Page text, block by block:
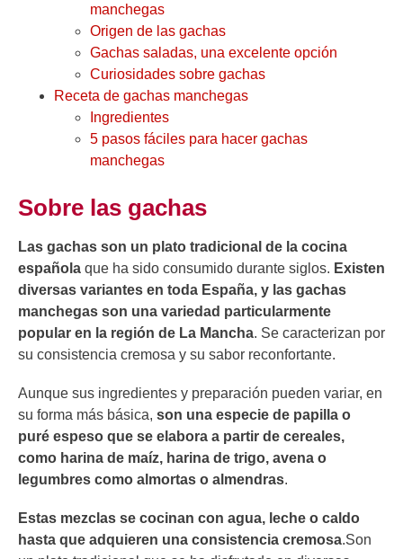
manchegas
Origen de las gachas
Gachas saladas, una excelente opción
Curiosidades sobre gachas
Receta de gachas manchegas
Ingredientes
5 pasos fáciles para hacer gachas
manchegas
Sobre las gachas
Las gachas son un plato tradicional de la cocina
española que ha sido consumido durante siglos. Existen
diversas variantes en toda España, y las gachas
manchegas son una variedad particularmente
popular en la región de La Mancha. Se caracterizan por
su consistencia cremosa y su sabor reconfortante.
Aunque sus ingredientes y preparación pueden variar, en
su forma más básica, son una especie de papilla o
puré espeso que se elabora a partir de cereales,
como harina de maíz, harina de trigo, avena o
legumbres como almortas o almendras.
Estas mezclas se cocinan con agua, leche o caldo
hasta que adquieren una consistencia cremosa.Son